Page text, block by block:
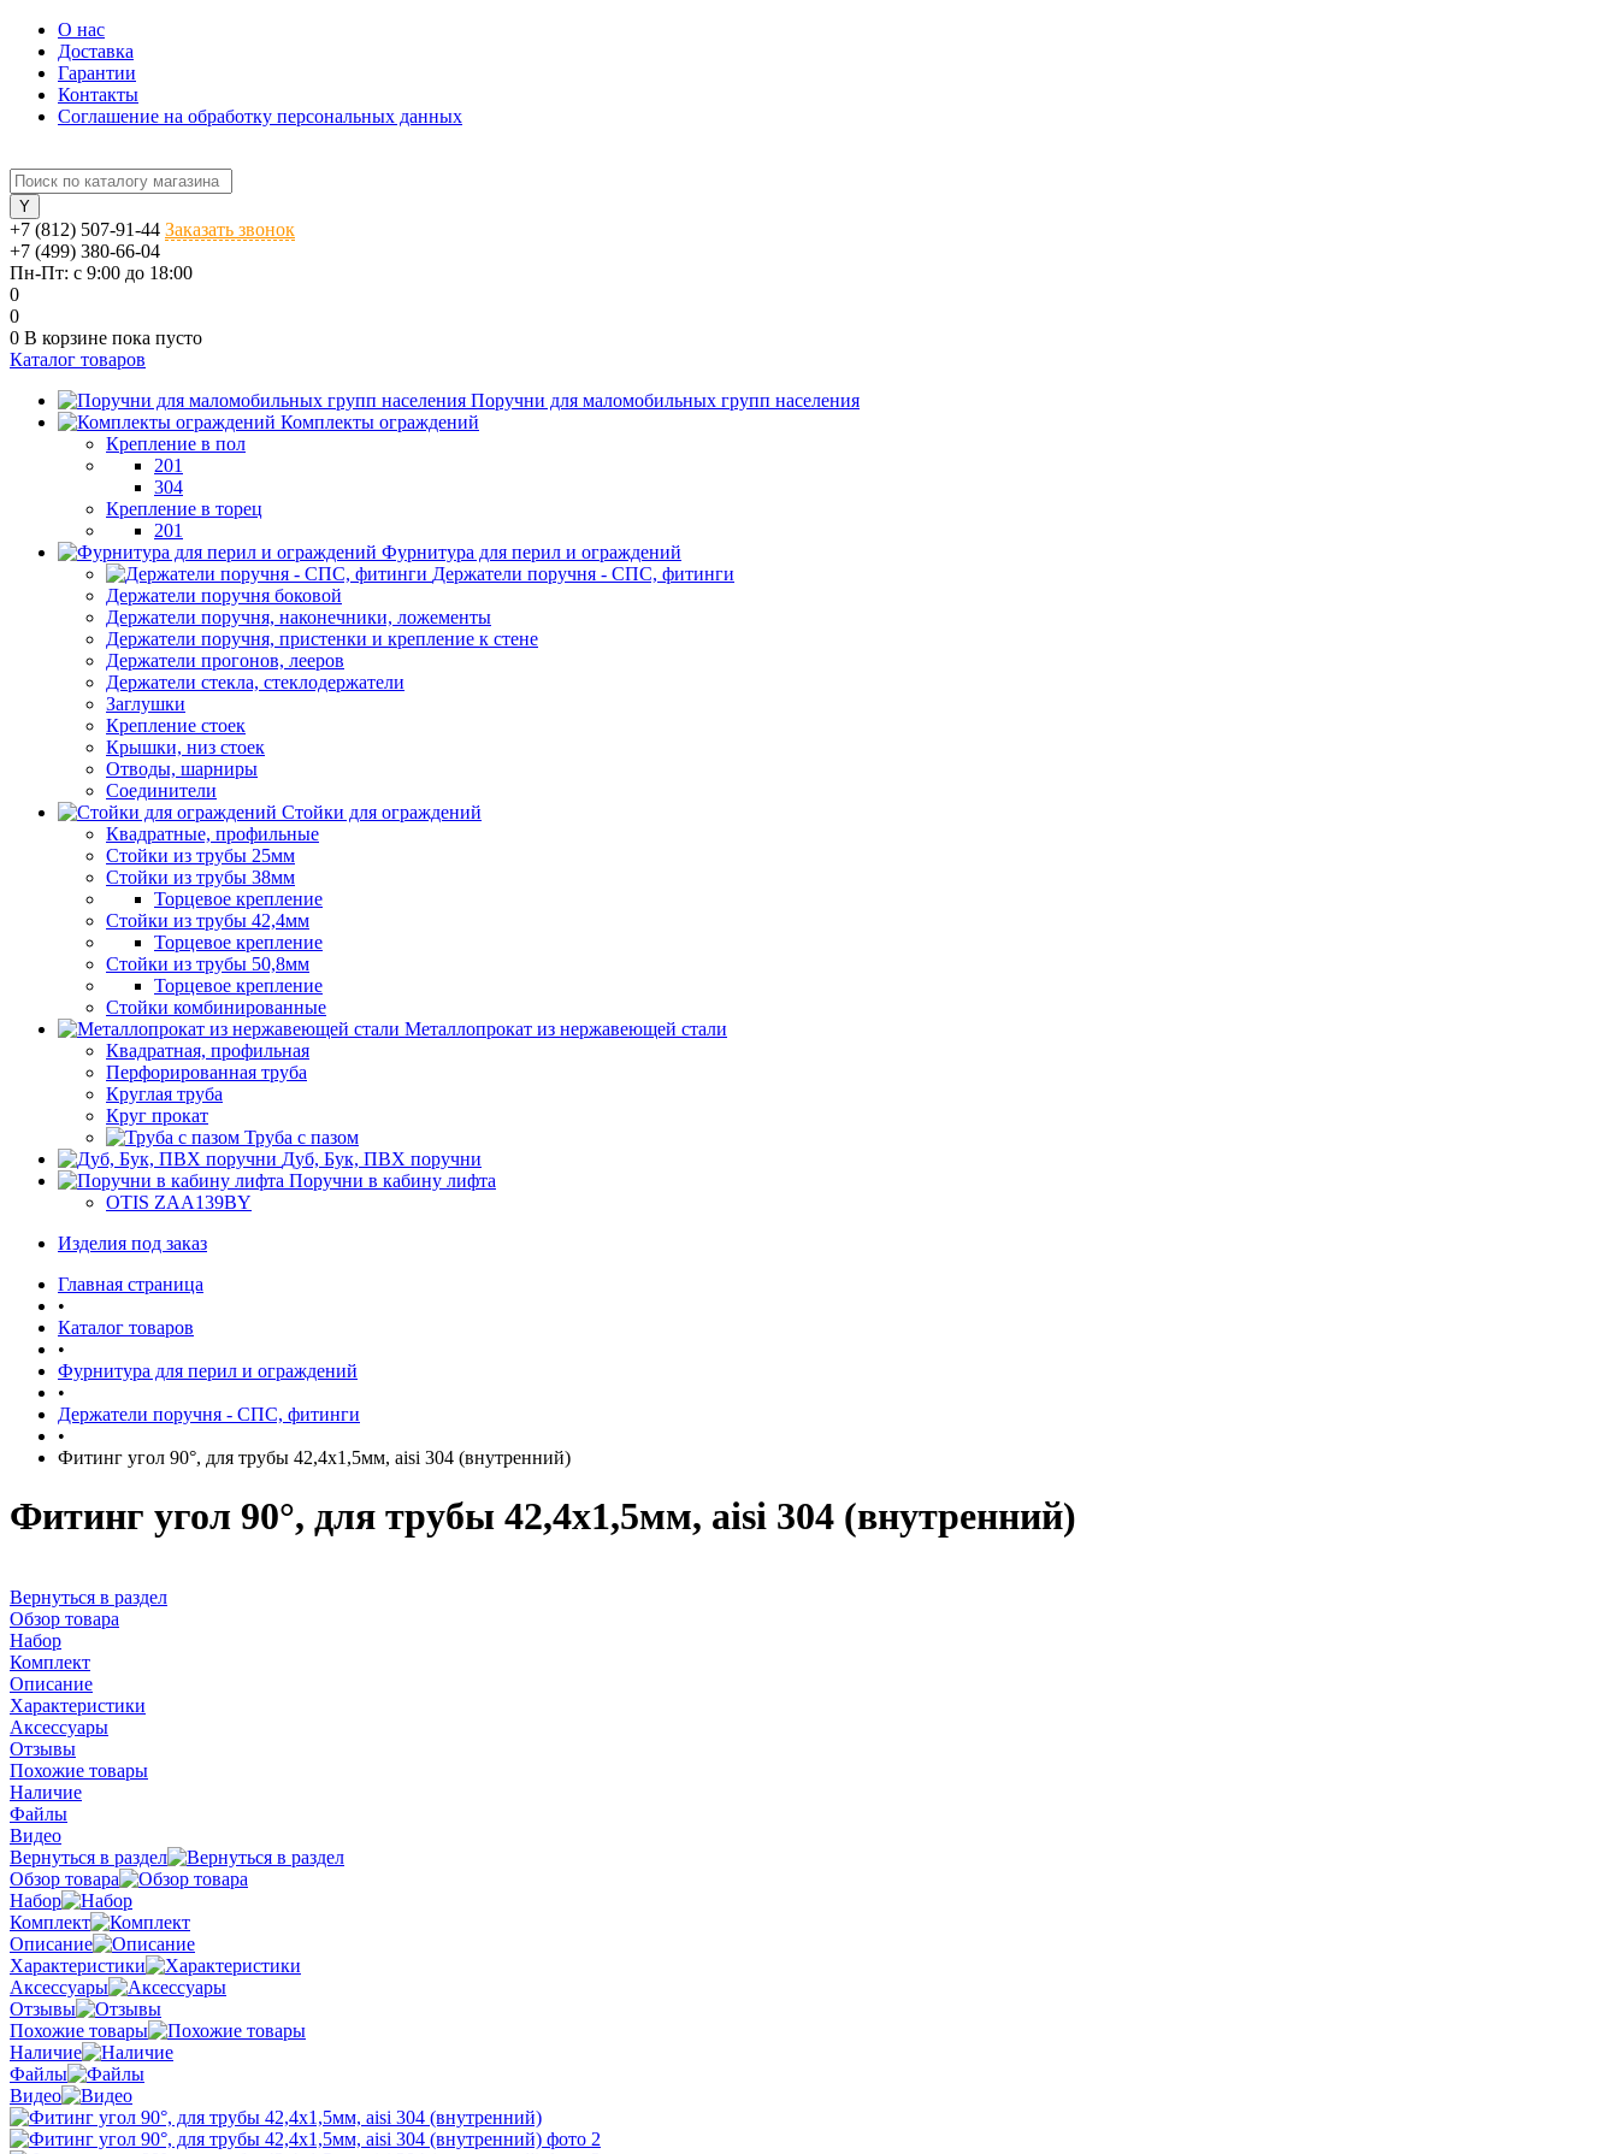
О нас
Доставка
Гарантии
Контакты
Соглашение на обработку персональных данных
+7 (812) 507-91-44 Заказать звонок
+7 (499) 380-66-04
Пн-Пт: с 9:00 до 18:00
0
0
0 В корзине пока пусто
Каталог товаров
Поручни для маломобильных групп населения
Комплекты ограждений
Крепление в пол
201
304
Крепление в торец
201
Фурнитура для перил и ограждений
Держатели поручня - СПС, фитинги
Держатели поручня боковой
Держатели поручня, наконечники, ложементы
Держатели поручня, пристенки и крепление к стене
Держатели прогонов, лееров
Держатели стекла, стеклодержатели
Заглушки
Крепление стоек
Крышки, низ стоек
Отводы, шарниры
Соединители
Стойки для ограждений
Квадратные, профильные
Стойки из трубы 25мм
Стойки из трубы 38мм
Торцевое крепление
Стойки из трубы 42,4мм
Торцевое крепление
Стойки из трубы 50,8мм
Торцевое крепление
Стойки комбинированные
Металлопрокат из нержавеющей стали
Квадратная, профильная
Перфорированная труба
Круглая труба
Круг прокат
Труба с пазом
Дуб, Бук, ПВХ поручни
Поручни в кабину лифта
OTIS ZAA139BY
Изделия под заказ
Главная страница
•
Каталог товаров
•
Фурнитура для перил и ограждений
•
Держатели поручня - СПС, фитинги
•
Фитинг угол 90°, для трубы 42,4х1,5мм, aisi 304 (внутренний)
Фитинг угол 90°, для трубы 42,4х1,5мм, aisi 304 (внутренний)
Вернуться в раздел
Обзор товара
Набор
Комплект
Описание
Характеристики
Аксессуары
Отзывы
Похожие товары
Наличие
Файлы
Видео
Вернуться в раздел
Обзор товара
Набор
Комплект
Описание
Характеристики
Аксессуары
Отзывы
Похожие товары
Наличие
Файлы
Видео